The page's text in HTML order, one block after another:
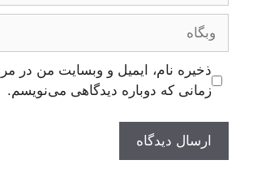
وبگاه
ذخیره نام، ایمیل و وبسایت من در
زمانی که دوباره دیدگاهی می‌نویسم.